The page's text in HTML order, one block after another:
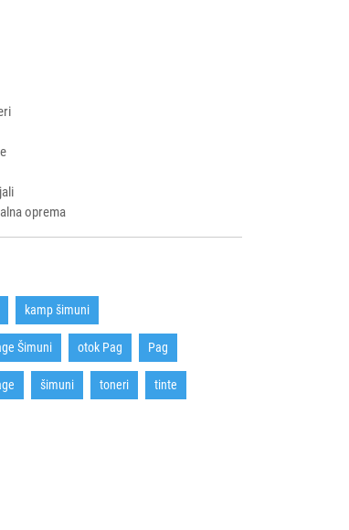
oprema
kamp šimuni
Šimuni otok Pag Pag
šimuni toneri tinte